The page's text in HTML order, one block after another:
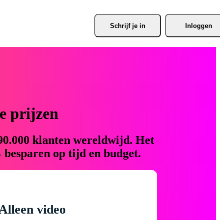
Schrijf je in Inloggen
prijzen
klanten wereldwijd. Het
op tijd en budget.
video